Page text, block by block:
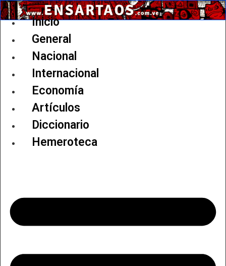
Ir
al
Inicio
General
Nacional
Internacional
Economía
Artículos
Diccionario
Hemeroteca